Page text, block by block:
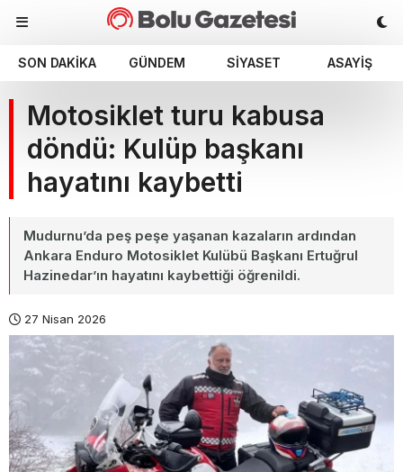
SON DAKIKA GÜNDEM SIYASET ASAYIŞ
Motosiklet turu kabusa
döndü: Kulüp başkanı
hayatını kaybetti
Mudurnu’da peş peşe yaşanan kazaların ardından
Ankara Enduro Motosiklet Kulübü Başkanı Ertuğrul
Hazinedar’ın hayatını kaybettiği öğrenildi.
27 Nisan 2026